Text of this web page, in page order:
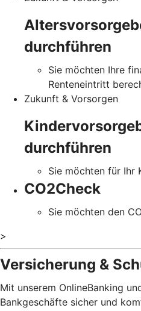
durchführen
Sie möchten Ihre
Renteneintritt
Zukunft & Vorsorgen
durchführen
Sie möchten für Ihr
CO2Check
Sie möchten den
>
Versicherung &
Mit unserem OnlineBanking
Bankgeschäfte sicher und